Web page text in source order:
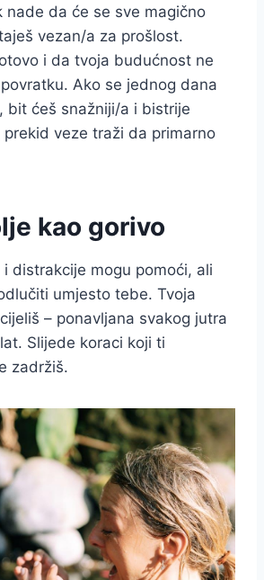
nade da će se sve magično
vezan/a za prošlost.
i da tvoja budućnost ne
Ako se jednog dana
bit ćeš snažniji/a i bistrije
veze traži da primarno
kao gorivo
distrakcije mogu pomoći, ali
umjesto tebe. Tvoja
– ponavljana svakog jutra
Slijede koraci koji ti
zadržiš.